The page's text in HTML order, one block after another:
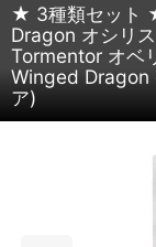
★ 3種類セット
Dragon オシリ
Tormentor オベ
Winged Dragon
ア)